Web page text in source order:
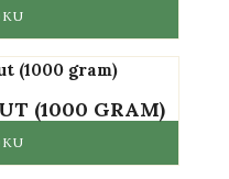
(1000 GRAM)